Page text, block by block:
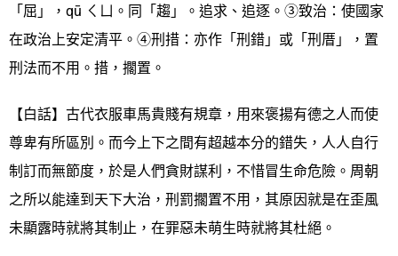
「屈」，qū ㄑㄩ。同「趨」。追求、追逐。③致治：使國家
在政治上安定清平。④刑措：亦作「刑錯」或「刑厝」，置
刑法而不用。措，擱置。
【白話】古代衣服車馬貴賤有規章，用來褒揚有德之人而使
尊卑有所區別。而今上下之間有超越本分的錯失，人人自行
制訂而無節度，於是人們貪財謀利，不惜冒生命危險。周朝
之所以能達到天下大治，刑罰擱置不用，其原因就是在歪風
未顯露時就將其制止，在罪惡未萌生時就將其杜絕。